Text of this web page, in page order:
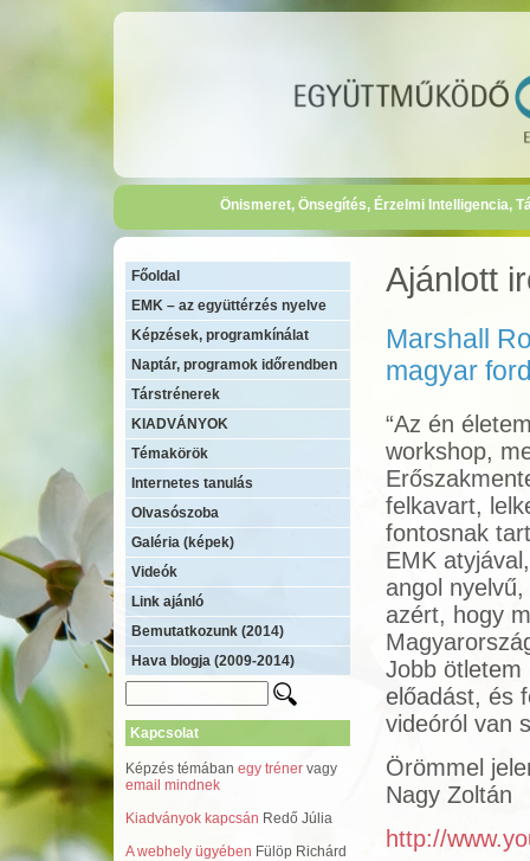
Önismeret, Önsegítés, Érzelmi Intelligencia,
Főoldal
EMK – az együttérzés nyelve
Képzések, programkínálat
Naptár, programok időrendben
Társtrénerek
KIADVÁNYOK
Témakörök
Internetes tanulás
Olvasószoba
Galéria (képek)
Videók
Link ajánló
Bemutatkozunk (2014)
Hava blogja (2009-2014)
Kapcsolat
Képzés témában egy tréner vagy
email mindnek
Kiadványok kapcsán Redő Júlia
A webhely ügyében Fülöp Richárd
Ajánlott
Marshall
magyar
“Az én
workshop,
felkavart,
fontosnak
EMK
angol
azért, hogy
Jobb
előadást, és
videóról van
Örömmel
Nagy Zoltán
http://